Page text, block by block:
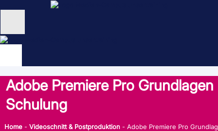
Inhalt
Unternehmen
NEU: KI Schulungen
unsertraining Blog
Adobe Premiere Pro Grundlagen
Schulung
Home - Videoschnitt & Postproduktion - Adobe Premiere Pro